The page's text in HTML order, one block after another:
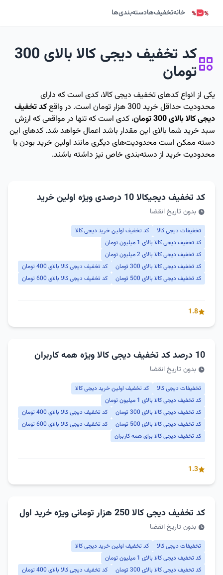
خانهتخفیف‌هادسته‌بندی‌ها
کد تخفیف دیجی کالا بالای 300
تومان
یکی از انواع کدهای تخفیف دیجی کالا، کدی است که دارای
محدودیت حداقل خرید 300 هزار تومان است. در واقع
کد تخفیف
دیجی کالا بالای 300 تومان
، کدی است که تنها در مواقعی که ارزش
سبد خرید شما بالای این مقدار باشد اعمال خواهد شد. کدهای این
دسته ممکن است محدودیت‌های دیگری مانند اولین خرید بودن یا
محدودیت خرید از دسته‌بندی خاص نیز داشته باشند.
کد تخفیف دیجیکالا 10 درصدی ویژه اولین خرید
بدون تاریخ انقضا
تخفیفات دیجی کالا
کد تخفیف اولین خرید دیجی کالا
کد تخفیف دیجی کالا بالای 1 میلیون تومان
کد تخفیف دیجی کالا بالای 2 میلیون تومان
کد تخفیف دیجی کالا بالای 300 تومان
کد تخفیف دیجی کالا بالای 400 تومان
کد تخفیف دیجی کالا بالای 500 تومان
کد تخفیف دیجی کالا بالای 600 تومان
1.8
10 درصد کد تخفیف دیجی کالا ویژه همه کاربران
بدون تاریخ انقضا
تخفیفات دیجی کالا
کد تخفیف اولین خرید دیجی کالا
کد تخفیف دیجی کالا بالای 1 میلیون تومان
کد تخفیف دیجی کالا بالای 300 تومان
کد تخفیف دیجی کالا بالای 400 تومان
کد تخفیف دیجی کالا بالای 500 تومان
کد تخفیف دیجی کالا بالای 600 تومان
کد تخفیف دیجی کالا برای همه کاربران
1.3
کد تخفیف دیجی کالا 250 هزار تومانی ویژه خرید اول
بدون تاریخ انقضا
تخفیفات دیجی کالا
کد تخفیف اولین خرید دیجی کالا
کد تخفیف دیجی کالا بالای 1 میلیون تومان
کد تخفیف دیجی کالا بالای 300 تومان
کد تخفیف دیجی کالا بالای 400 تومان